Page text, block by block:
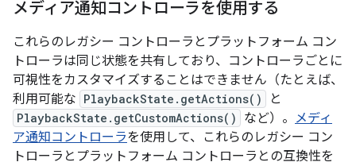
メディア通知コントローラを使用する
これらのレガシー コントローラとプラットフォーム コン
トローラは同じ状態を共有しており、コントローラごとに
可視性をカスタマイズすることはできません（たとえば、
利用可能な PlaybackState.getActions() と
PlaybackState.getCustomActions() など）。 メディ
ア通知コントローラを使用して、これらのレガシー コン
トローラとプラットフォーム コントローラとの互換性を